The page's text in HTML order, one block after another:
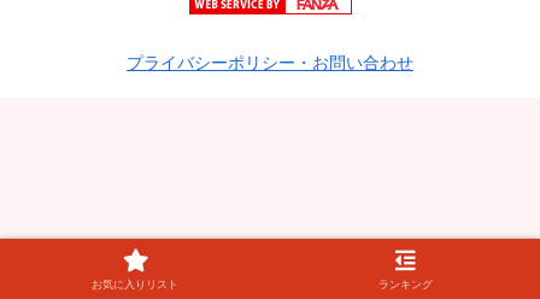
プライバシーポリシー・お問い合わせ
お気に入りリスト ランキング